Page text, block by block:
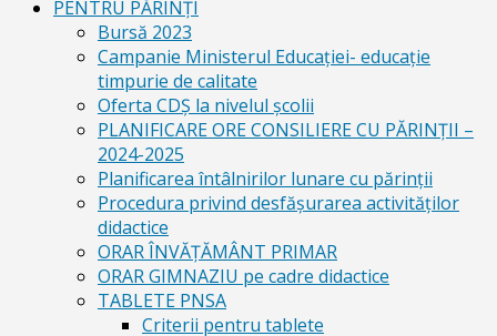
PENTRU PĂRINȚI
Bursă 2023
Campanie Ministerul Educației- educație
timpurie de calitate
Oferta CDŞ la nivelul şcolii
PLANIFICARE ORE CONSILIERE CU PĂRINȚII –
2024-2025
Planificarea întâlnirilor lunare cu părinții
Procedura privind desfășurarea activităților
didactice
ORAR ÎNVĂȚĂMÂNT PRIMAR
ORAR GIMNAZIU pe cadre didactice
TABLETE PNSA
Criterii pentru tablete